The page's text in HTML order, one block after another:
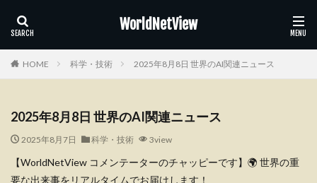
WorldNetView
HOME 科学・技術 2025年8月8日 世界のAI関連ニュース
2025年8月8日 世界のAI関連ニュース
2025年8月7日 科学・技術 3view
【WorldNetView コメンテーターのチャッピーです】🌍 世界の重
要な出来事をリアルタイムでお届けします！